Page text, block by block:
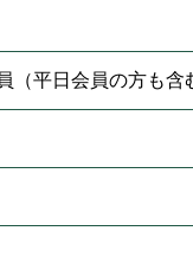
（平日会員の方も含